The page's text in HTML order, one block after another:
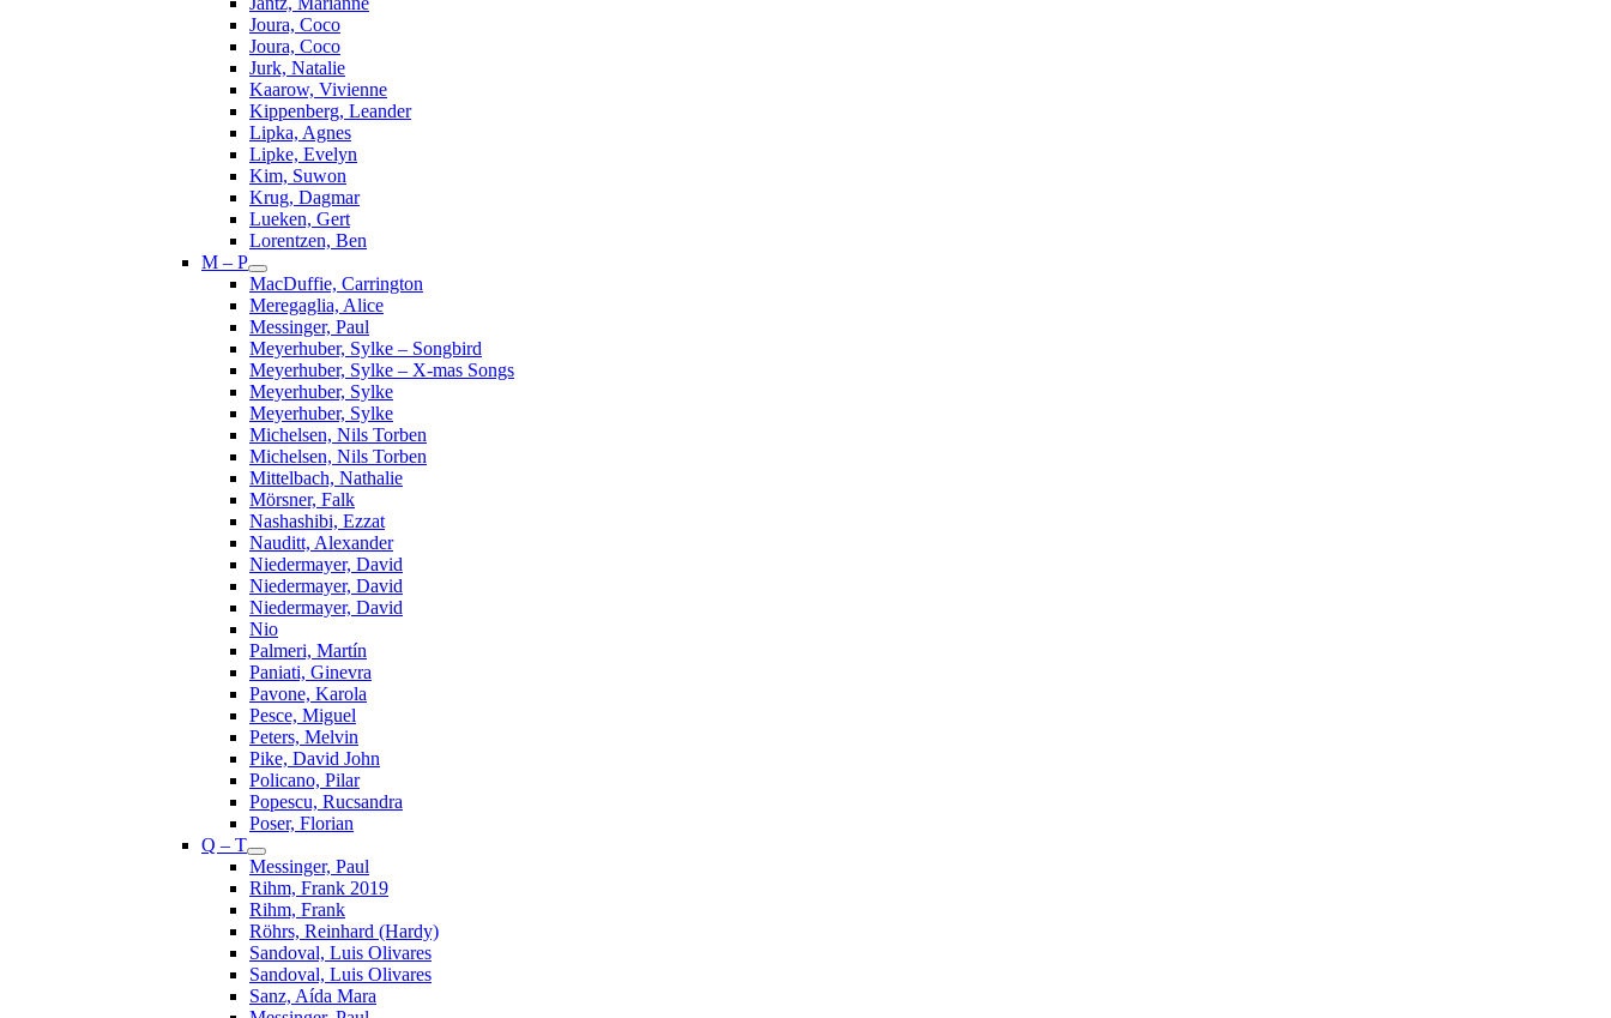
Joura, Coco
Joura, Coco
Jurk, Natalie
Kaarow, Vivienne
Kippenberg, Leander
Lipka, Agnes
Lipke, Evelyn
Kim, Suwon
Krug, Dagmar
Lueken, Gert
Lorentzen, Ben
M – P
MacDuffie, Carrington
Meregaglia, Alice
Messinger, Paul
Meyerhuber, Sylke – Songbird
Meyerhuber, Sylke – X-mas Songs
Meyerhuber, Sylke
Meyerhuber, Sylke
Michelsen, Nils Torben
Michelsen, Nils Torben
Mittelbach, Nathalie
Mörsner, Falk
Nashashibi, Ezzat
Nauditt, Alexander
Niedermayer, David
Niedermayer, David
Niedermayer, David
Nio
Palmeri, Martín
Paniati, Ginevra
Pavone, Karola
Pesce, Miguel
Peters, Melvin
Pike, David John
Policano, Pilar
Popescu, Rucsandra
Poser, Florian
Q – T
Messinger, Paul
Rihm, Frank 2019
Rihm, Frank
Röhrs, Reinhard (Hardy)
Sandoval, Luis Olivares
Sandoval, Luis Olivares
Sanz, Aída Mara